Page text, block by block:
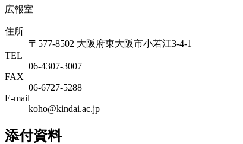
広報室
住所
〒577-8502 大阪府東大阪市小若江3-4-1
TEL
06‐4307‐3007
FAX
06‐6727‐5288
E-mail
koho@kindai.ac.jp
添付資料